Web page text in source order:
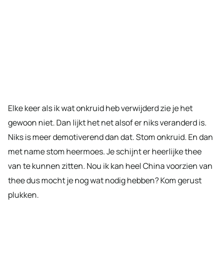
Elke keer als ik wat onkruid heb verwijderd zie je het
gewoon niet. Dan lijkt het net alsof er niks veranderd is.
Niks is meer demotiverend dan dat. Stom onkruid. En dan
met name stom heermoes. Je schijnt er heerlijke thee
van te kunnen zitten. Nou ik kan heel China voorzien van
thee dus mocht je nog wat nodig hebben? Kom gerust
plukken.